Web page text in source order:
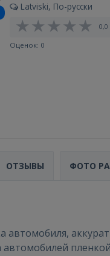
Latviski, По-русски
0,0
Оценок: 0
ОТЗЫВЫ ФОТО
автомобиля,